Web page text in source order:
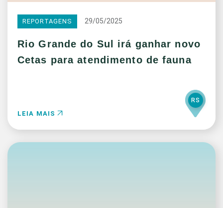
REPORTAGENS 29/05/2025
Rio Grande do Sul irá ganhar novo
Cetas para atendimento de fauna
LEIA MAIS
RS